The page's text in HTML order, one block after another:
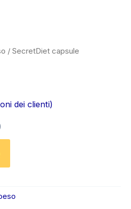
/ SecretDiet capsule
dei clienti)
attuale